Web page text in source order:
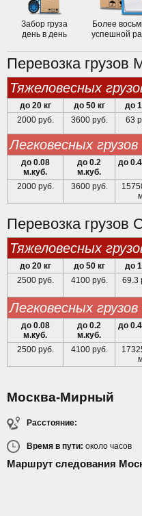
Забор груза
день в день
Более
успешной
Перевозка грузов
тяжеловесных
до 20 кг до 50 кг
до
2000 руб.
3600 руб. 63
легковесных грузов
до 0.08
м.куб.
до 0.2
м.куб.
до
2000 руб. 3600 руб.
Перевозка грузов
тяжеловесных
до 20 кг до 50 кг
до
2500 руб.
4100 руб. 69.3
легковесных грузов
до 0.08
м.куб.
до 0.2
м.куб.
до
2500 руб. 4100 руб.
Москва-Мирный
Расстояние:
Время в пути: около часов
Маршрут следования